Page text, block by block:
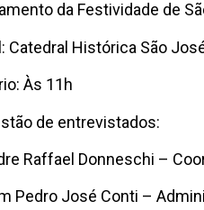
da Festividade de
Catedral Histórica São
Às 11h
de entrevistados:
Raffael Donneschi –
Pedro José Conti –